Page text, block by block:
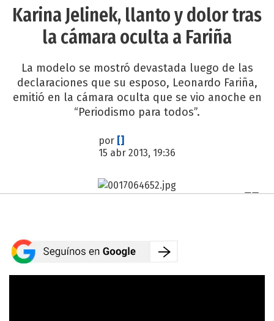
Karina Jelinek, llanto y dolor tras
la cámara oculta a Fariña
La modelo se mostró devastada luego de las
declaraciones que su esposo, Leonardo Fariña,
emitió en la cámara oculta que se vio anoche en
“Periodismo para todos”.
por []
15 abr 2013, 19:36